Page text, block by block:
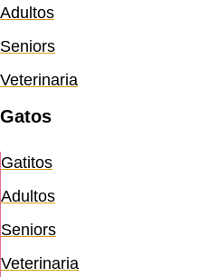
Adultos
Seniors
Veterinaria
Gatos
Gatitos
Adultos
Seniors
Veterinaria